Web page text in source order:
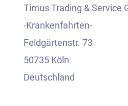
Timus Trading & Service
-Krankenfahrten-
Feldgärtenstr. 73
50735 Köln
Deutschland